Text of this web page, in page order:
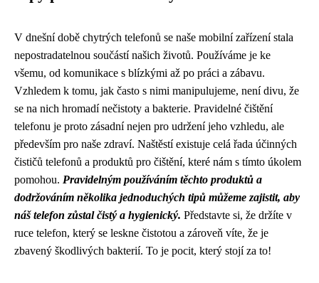
V dnešní době chytrých telefonů se naše mobilní zařízení stala
nepostradatelnou součástí našich životů. Používáme je ke
všemu, od komunikace s blízkými až po práci a zábavu.
Vzhledem k tomu, jak často s nimi manipulujeme, není divu, že
se na nich hromadí nečistoty a bakterie. Pravidelné čištění
telefonu je proto zásadní nejen pro udržení jeho vzhledu, ale
především pro naše zdraví. Naštěstí existuje celá řada účinných
čističů telefonů a produktů pro čištění, které nám s tímto úkolem
pomohou. Pravidelným používáním těchto produktů a
dodržováním několika jednoduchých tipů můžeme zajistit, aby
náš telefon zůstal čistý a hygienický. Představte si, že držíte v
ruce telefon, který se leskne čistotou a zároveň víte, že je
zbavený škodlivých bakterií. To je pocit, který stojí za to!